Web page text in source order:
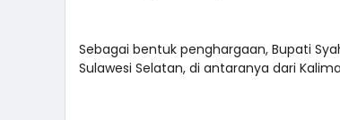
Sebagai bentuk penghargaan, Bupati
Sulawesi Selatan, di antaranya dari